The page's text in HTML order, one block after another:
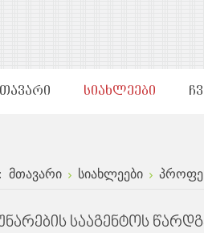
ᲡᲘᲐᲮᲚᲔᲔᲑᲘ
მთავარი სიახლეები
სააგენტოს